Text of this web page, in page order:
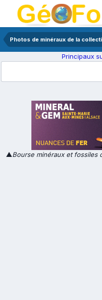
Photos de minéraux de la
Principaux
▲Bourse minéraux et fossiles